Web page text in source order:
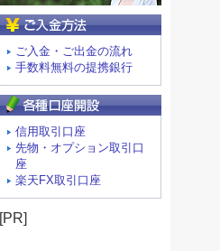
ご入金・ご出金の流れ
手数料無料の提携銀行
信用取引口座
先物・オプション取引口
座
楽天FX取引口座
[PR]